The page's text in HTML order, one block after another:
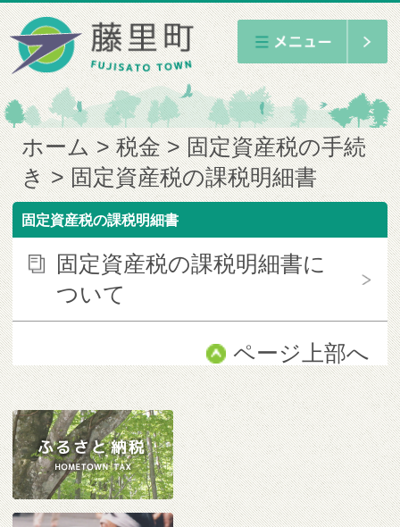
ホーム 税金
固定資産税の手続
き
固定資産税の課税明細書
固定資産税の課税明細書
固定資産税の課税明細書に
ついて
ページ上部へ